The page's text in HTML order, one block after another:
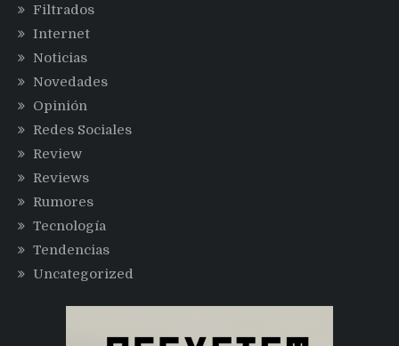
Filtrados
Internet
Noticias
Novedades
Opinión
Redes Sociales
Review
Reviews
Rumores
Tecnología
Tendencias
Uncategorized